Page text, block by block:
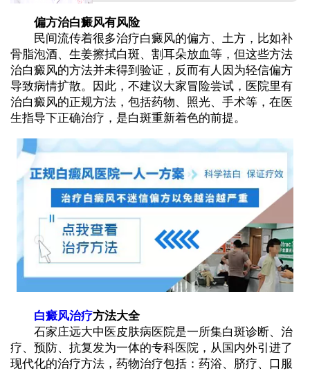
偏方治白癜风有风险
民间流传着很多治疗白癜风的偏方、土方，比如补
骨脂泡酒、生姜擦拭白斑、割耳朵放血等，但这些方法
治白癜风的方法并未得到验证，反而有人因为轻信偏方
导致病情扩散。因此，不建议大家冒险尝试，医院里有
治白癜风的正规方法，包括药物、照光、手术等，在医
生指导下正确治疗，是白斑重新着色的前提。
白癜风治疗方法大全
石家庄远大中医皮肤病医院是一所集白斑诊断、治
疗、预防、抗复发为一体的专科医院，从国内外引进了
现代化的治疗方法，药物治疗包括：药浴、脐疗、口服